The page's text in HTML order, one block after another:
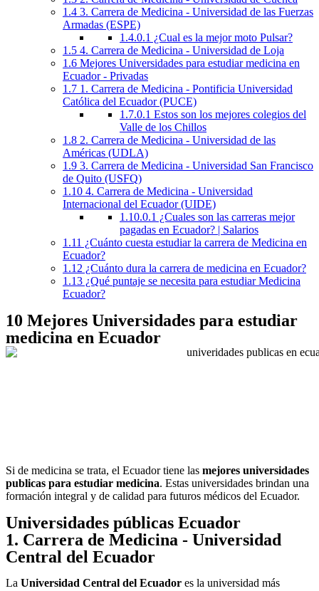
1.4 3. Carrera de Medicina - Universidad de las Fuerzas
Armadas (ESPE)
1.4.0.1 ¿Cual es la mejor moto Pulsar?
1.5 4. Carrera de Medicina - Universidad de Loja
1.6 Mejores Universidades para estudiar medicina en
Ecuador - Privadas
1.7 1. Carrera de Medicina - Pontificia Universidad
Católica del Ecuador (PUCE)
1.7.0.1 Estos son los mejores colegios del
Valle de los Chillos
1.8 2. Carrera de Medicina - Universidad de las
Américas (UDLA)
1.9 3. Carrera de Medicina - Universidad San Francisco
de Quito (USFQ)
1.10 4. Carrera de Medicina - Universidad
Internacional del Ecuador (UIDE)
1.10.0.1 ¿Cuales son las carreras mejor
pagadas en Ecuador? | Salarios
1.11 ¿Cuánto cuesta estudiar la carrera de Medicina en
Ecuador?
1.12 ¿Cuánto dura la carrera de medicina en Ecuador?
1.13 ¿Qué puntaje se necesita para estudiar Medicina
Ecuador?
10 Mejores Universidades para estudiar
medicina en Ecuador
Si de medicina se trata, el Ecuador tiene las mejores universidades
publicas para estudiar medicina. Estas universidades brindan una
formación integral y de calidad para futuros médicos del Ecuador.
Universidades públicas Ecuador
1. Carrera de Medicina - Universidad
Central del Ecuador
La Universidad Central del Ecuador es la universidad más